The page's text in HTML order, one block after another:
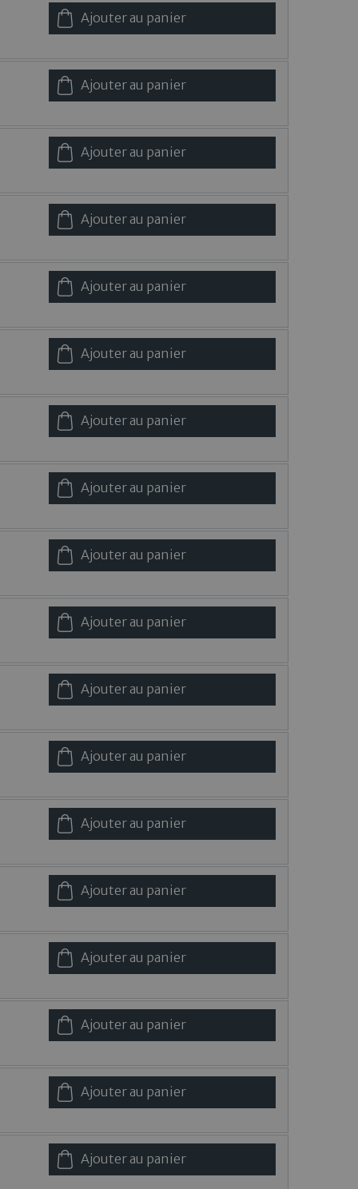
Ajouter au panier
Ajouter au panier
Ajouter au panier
Ajouter au panier
Ajouter au panier
Ajouter au panier
Ajouter au panier
Ajouter au panier
Ajouter au panier
Ajouter au panier
Ajouter au panier
Ajouter au panier
Ajouter au panier
Ajouter au panier
Ajouter au panier
Ajouter au panier
Ajouter au panier
Ajouter au panier